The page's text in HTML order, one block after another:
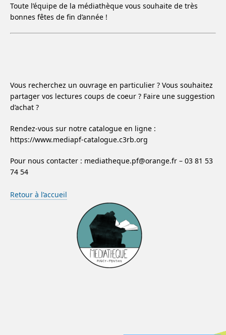
Toute l’équipe de la médiathèque vous souhaite de très
bonnes fêtes de fin d’année !
Vous recherchez un ouvrage en particulier ? Vous souhaitez
partager vos lectures coups de coeur ? Faire une suggestion
d’achat ?
Rendez-vous sur notre catalogue en ligne :
https://www.mediapf-catalogue.c3rb.org
Pour nous contacter : mediatheque.pf@orange.fr – 03 81 53
74 54
Retour à l’accueil